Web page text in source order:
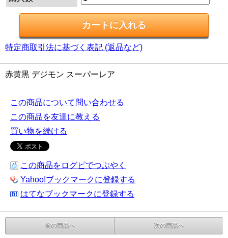
特定商取引法に基づく表記 (返品など)
赤黄黒 デジモン スーパーレア
この商品について問い合わせる
この商品を友達に教える
買い物を続ける
この商品をログピでつぶやく
Yahoo!ブックマークに登録する
はてなブックマークに登録する
前の商品へ 次の商品へ